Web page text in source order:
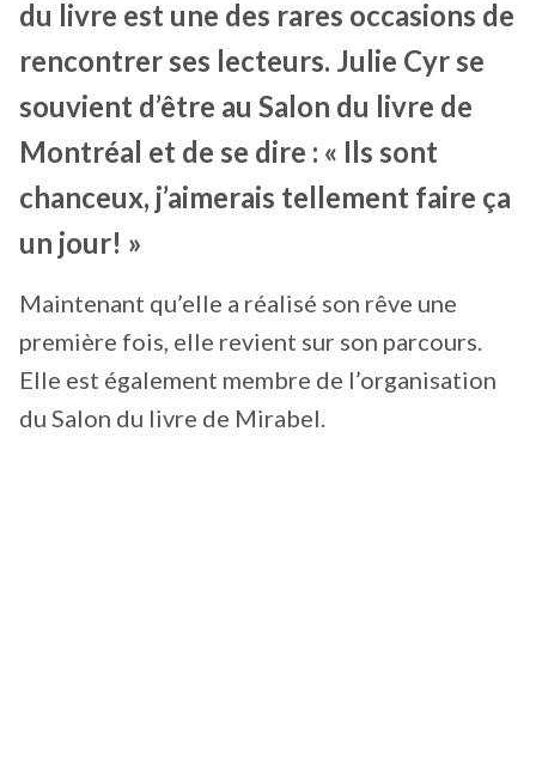
du livre est une des rares occasions de
rencontrer ses lecteurs. Julie Cyr se
souvient d’être au Salon du livre de
Montréal et de se dire : « Ils sont
chanceux, j’aimerais tellement faire ça
un jour! »
Maintenant qu’elle a réalisé son rêve une
première fois, elle revient sur son parcours.
Elle est également membre de l’organisation
du Salon du livre de Mirabel.